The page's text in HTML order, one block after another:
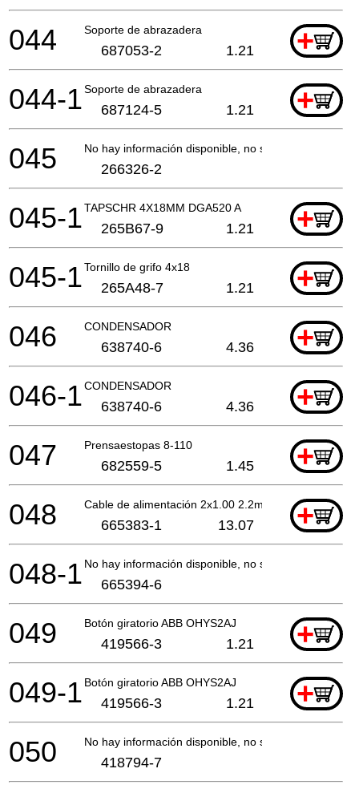
Soporte de abrazadera +
044 687053-2 1.21
Soporte de abrazadera +
044-1 687124-5 1.21
No hay información disponible, no se puede pedir
045 266326-2
TAPSCHR 4X18MM DGA520 A +
045-1 265B67-9 1.21
Tornillo de grifo 4x18 +
045-1 265A48-7 1.21
CONDENSADOR +
046 638740-6 4.36
CONDENSADOR +
046-1 638740-6 4.36
Prensaestopas 8-110 +
047 682559-5 1.45
Cable de alimentación 2x1.00 2.2mtr +
048 665383-1 13.07
No hay información disponible, no se puede pedir
048-1 665394-6
Botón giratorio ABB OHYS2AJ +
049 419566-3 1.21
Botón giratorio ABB OHYS2AJ +
049-1 419566-3 1.21
No hay información disponible, no se puede pedir
050 418794-7